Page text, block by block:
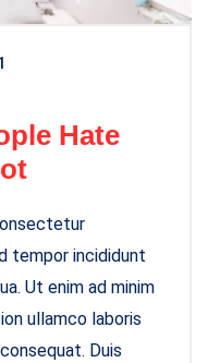
Hate
tempor incididunt
Ut enim ad minim
ullamco laboris
Duis